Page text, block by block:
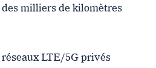
milliers de kilomètres
LTE/5G privés